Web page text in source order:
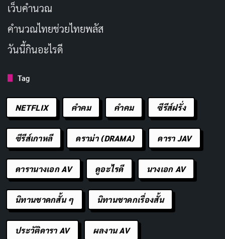
ประเภท: คอมเมดี้, โรแมนติก
วันที่ออกอากาศ: 7 กรกฎาคม 2014
นักแสดงนำ: Yuichi Nakamura, Ari Ozawa
ผู้กำกับ: Mitsue Yamazaki
เรตติ้ง
MyAnimeList
: 7.82/10
ช่องทางการดู: Bilibili, iQIYI
เว็บคํานวณ
คํานวณไทยช่วยไทยพลัส
วันนี้กินอะไรดี
Tag
NETFLIX คำคม คําคม ซีรีส์ฝรั่ง
ซีรีส์เกาหลี ดราม่า (DRAMA) ดารา JAV
ดารานางเอก AV ดูอะไรดี นางเอก AV
นิทานชาดกสั้น ๆ นิทานชาดกเรื่องสั้น
ประวัติดารา AV ผลงาน AV